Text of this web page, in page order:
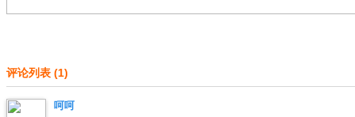
评论列表 (1)
呵呵